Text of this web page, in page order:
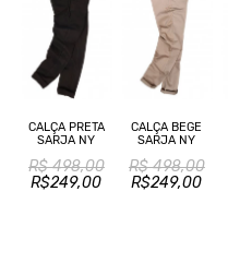
CALÇA PRETA
SARJA NY
R$ 498,00
R$249,00
CALÇA BEGE
SARJA NY
R$ 498,00
R$249,00